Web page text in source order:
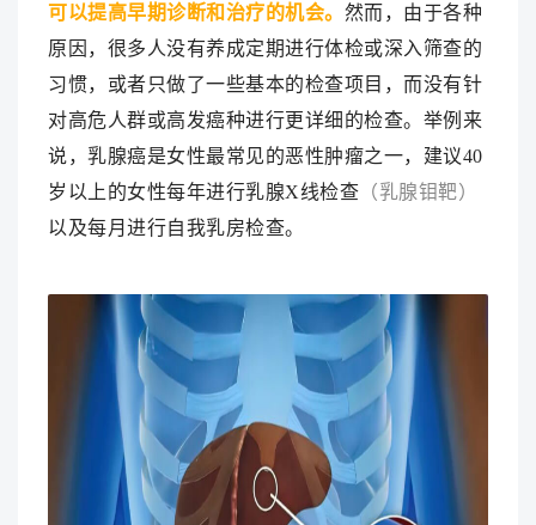
可以提高早期诊断和治疗的机会。 然而，由于各种
原因，很多人没有养成定期进行体检或深入筛查的
习惯，或者只做了一些基本的检查项目，而没有针
对高危人群或高发癌种进行更详细的检查。举例来
说，乳腺癌是女性最常见的恶性肿瘤之一，建议40
岁以上的女性每年进行乳腺X线检查 （乳腺钼靶）
以及每月进行自我乳房检查。